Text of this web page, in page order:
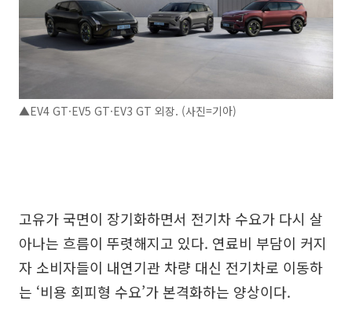
▲EV4 GT·EV5 GT·EV3 GT 외장. (사진=기아)
고유가 국면이 장기화하면서 전기차 수요가 다시 살
아나는 흐름이 뚜렷해지고 있다. 연료비 부담이 커지
자 소비자들이 내연기관 차량 대신 전기차로 이동하
는 ‘비용 회피형 수요’가 본격화하는 양상이다.